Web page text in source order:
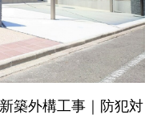
築外構工事｜防犯対